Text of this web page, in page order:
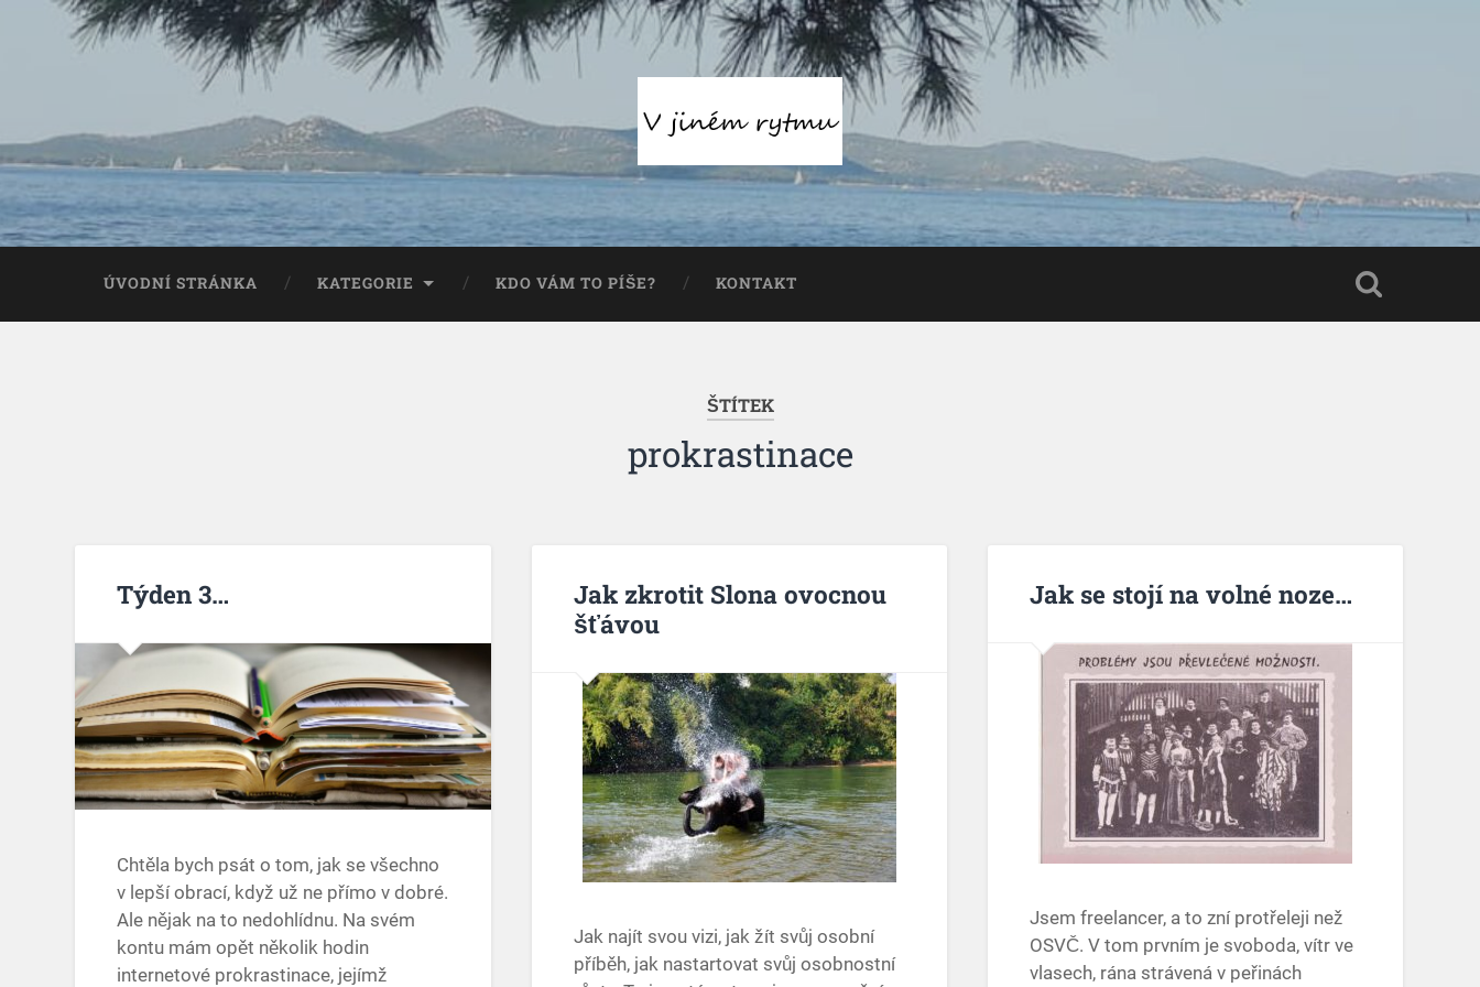
ÚVODNÍ STRÁNKA KATEGORIE KDO VÁM TO PÍŠE? KONTAKT
ŠTÍTEK
prokrastinace
Týden 3…
Chtěla bych psát o tom, jak se všechno
v lepší obrací, když už ne přímo v dobré.
Ale nějak na to nedohlídnu. Na svém
kontu mám opět několik hodin
internetové prokrastinace, jejímž
Jak zkrotit Slona ovocnou
šťávou
Jak najít svou vizi, jak žít svůj osobní
příběh, jak nastartovat svůj osobnostní
Jak se stojí na volné noze…
Jsem freelancer, a to zní protřeleji než
OSVČ. V tom prvním je svoboda, vítr ve
vlasech, rána strávená v peřinách